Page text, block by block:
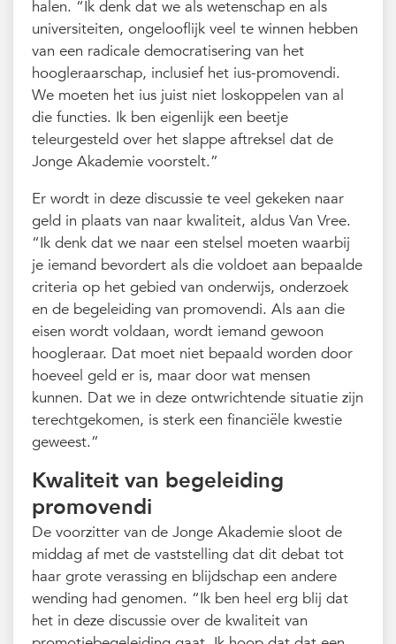
halen. “Ik denk dat we als wetenschap en als
universiteiten, ongelooflijk veel te winnen hebben
van een radicale democratisering van het
hoogleraarschap, inclusief het ius-promovendi.
We moeten het ius juist niet loskoppelen van al
die functies. Ik ben eigenlijk een beetje
teleurgesteld over het slappe aftreksel dat de
Jonge Akademie voorstelt.”
Er wordt in deze discussie te veel gekeken naar
geld in plaats van naar kwaliteit, aldus Van Vree.
“Ik denk dat we naar een stelsel moeten waarbij
je iemand bevordert als die voldoet aan bepaalde
criteria op het gebied van onderwijs, onderzoek
en de begeleiding van promovendi. Als aan die
eisen wordt voldaan, wordt iemand gewoon
hoogleraar. Dat moet niet bepaald worden door
hoeveel geld er is, maar door wat mensen
kunnen. Dat we in deze ontwrichtende situatie zijn
terechtgekomen, is sterk een financiële kwestie
geweest.”
Kwaliteit van begeleiding
promovendi
De voorzitter van de Jonge Akademie sloot de
middag af met de vaststelling dat dit debat tot
haar grote verassing en blijdschap een andere
wending had genomen. “Ik ben heel erg blij dat
het in deze discussie over de kwaliteit van